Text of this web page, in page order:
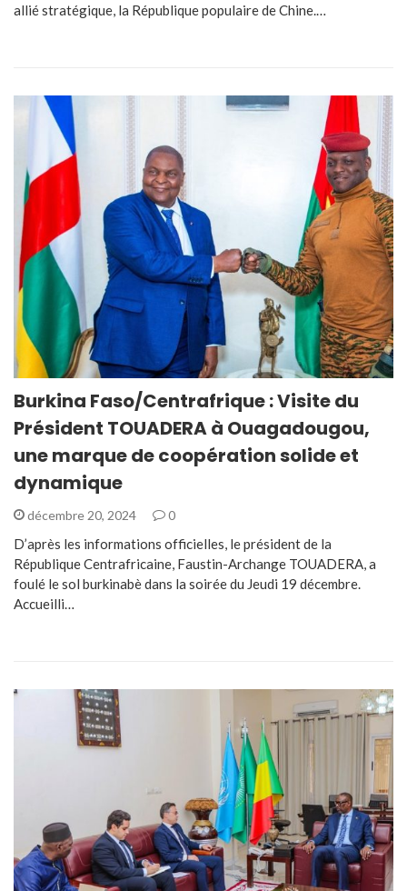
allié stratégique, la République populaire de Chine.…
Burkina Faso/Centrafrique : Visite du
Président TOUADERA à Ouagadougou,
une marque de coopération solide et
dynamique
décembre 20, 2024 0
D’après les informations officielles, le président de la
République Centrafricaine, Faustin-Archange TOUADERA, a
foulé le sol burkinabè dans la soirée du Jeudi 19 décembre.
Accueilli…